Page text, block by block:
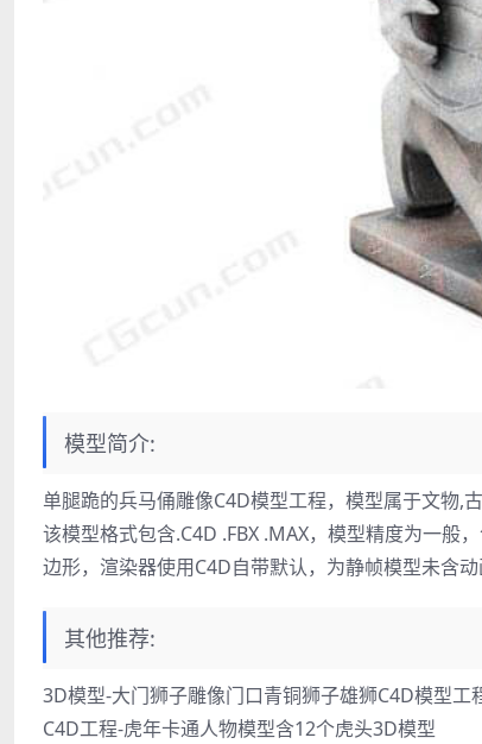
模型简介:
单腿跪的兵马俑雕像C4D模型工程，模型属于文物,
该模型格式包含.C4D .FBX .MAX，模型精度为一般
边形，渲染器使用C4D自带默认，为静帧模型未含
其他推荐:
3D模型-大门狮子雕像门口青铜狮子雄狮C4D模型工
C4D工程-虎年卡通人物模型含12个虎头3D模型